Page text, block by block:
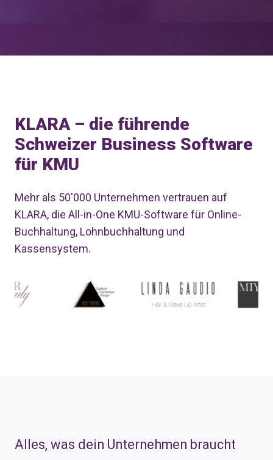
KLARA – die führende
Schweizer Business Software
für KMU
Mehr als 50'000 Unternehmen vertrauen auf
KLARA, die All-in-One KMU-Software für Online-
Buchhaltung, Lohnbuchhaltung und
Kassensystem.
Alles, was dein Unternehmen braucht